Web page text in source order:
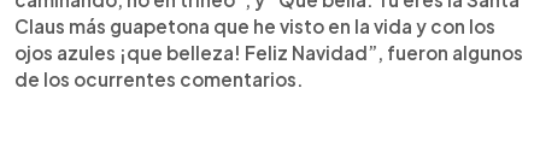
Claus más guapetona que he visto en la vida y con los
ojos azules ¡que belleza! Feliz Navidad”, fueron algunos
de los ocurrentes comentarios.